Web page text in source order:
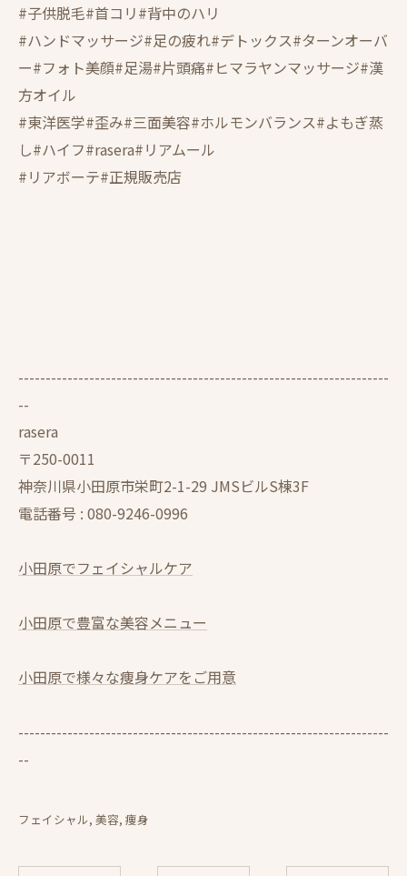
#子供脱毛#首コリ#背中のハリ
#ハンドマッサージ#足の疲れ#デトックス#ターンオーバ
ー#フォト美顔#足湯#片頭痛#ヒマラヤンマッサージ#漢
方オイル
#東洋医学#歪み#三面美容#ホルモンバランス#よもぎ蒸
し#ハイフ#rasera#リアムール
#リアボーテ#正規販売店
--------------------------------------------------------------------
--
rasera
〒250-0011
神奈川県小田原市栄町2-1-29 JMSビルS棟3F
電話番号 : 080-9246-0996
小田原でフェイシャルケア
小田原で豊富な美容メニュー
小田原で様々な痩身ケアをご用意
--------------------------------------------------------------------
--
フェイシャル 美容 痩身